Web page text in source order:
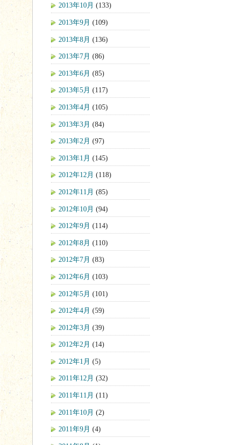
2013年10月 (133)
2013年9月 (109)
2013年8月 (136)
2013年7月 (86)
2013年6月 (85)
2013年5月 (117)
2013年4月 (105)
2013年3月 (84)
2013年2月 (97)
2013年1月 (145)
2012年12月 (118)
2012年11月 (85)
2012年10月 (94)
2012年9月 (114)
2012年8月 (110)
2012年7月 (83)
2012年6月 (103)
2012年5月 (101)
2012年4月 (59)
2012年3月 (39)
2012年2月 (14)
2012年1月 (5)
2011年12月 (32)
2011年11月 (11)
2011年10月 (2)
2011年9月 (4)